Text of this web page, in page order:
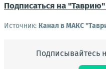
Подписаться на "Таврию"
Источник: Канал в МАКС
Подписывайтесь